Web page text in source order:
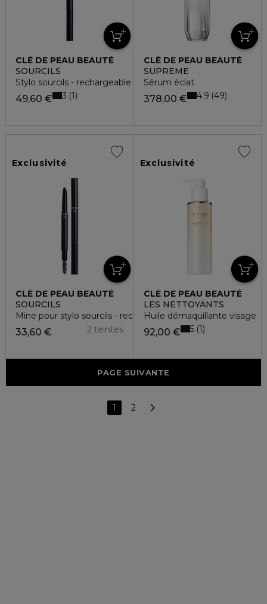
CLÉ DE PEAU BEAUTÉ
SOURCILS
Stylo sourcils - rechargeable
49,60 € 3 1
CLÉ DE PEAU BEAUTÉ
SUPRÊME
Sérum éclat
378,00 € 4.9 49
Exclusivité
CLÉ DE PEAU BEAUTÉ
SOURCILS
Mine pour stylo sourcils - recharge
33,60 € 2 teintes
Exclusivité
CLÉ DE PEAU BEAUTÉ
LES NETTOYANTS
Huile démaquillante visage
92,00 € 5 1
PAGE SUIVANTE
1 2